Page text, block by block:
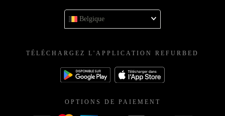
Belgique
TÉLÉCHARGEZ L'APPLICATION REFURBED
OPTIONS DE PAIEMENT